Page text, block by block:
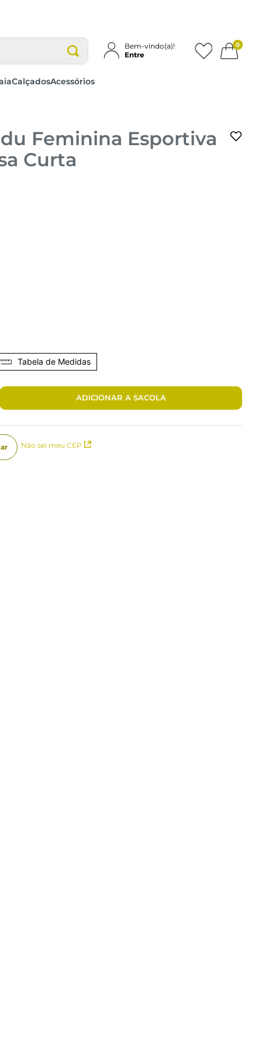
Bem-vindo(a)!
Entre
0
CalçadosAcessórios
Feminina Esportiva
Curta
Tabela de Medidas
ADICIONAR A SACOLA
Não sei meu CEP